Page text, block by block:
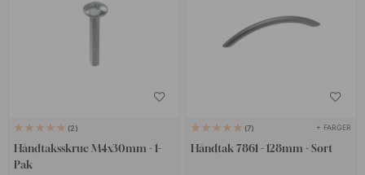
2
Håndtaksskrue M4x30mm - 1-
Pak
7 + FARGER
Håndtak 7861 - 128mm - Sort